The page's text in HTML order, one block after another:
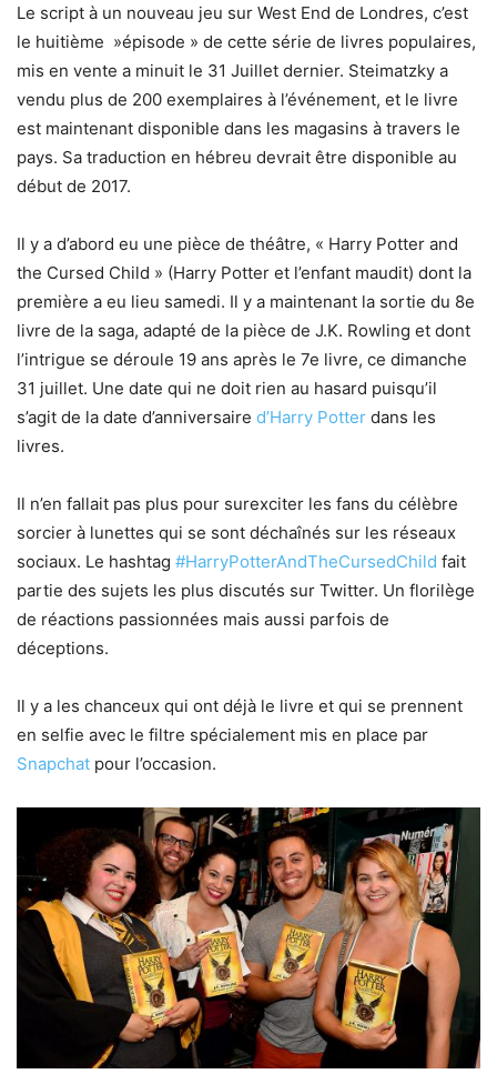
Le script à un nouveau jeu sur West End de Londres, c’est
le huitième »épisode » de cette série de livres populaires,
mis en vente a minuit le 31 Juillet dernier. Steimatzky a
vendu plus de 200 exemplaires à l’événement, et le livre
est maintenant disponible dans les magasins à travers le
pays. Sa traduction en hébreu devrait être disponible au
début de 2017.
Il y a d’abord eu une pièce de théâtre, « Harry Potter and
the Cursed Child » (Harry Potter et l’enfant maudit) dont la
première a eu lieu samedi. Il y a maintenant la sortie du 8e
livre de la saga, adapté de la pièce de J.K. Rowling et dont
l’intrigue se déroule 19 ans après le 7e livre, ce dimanche
31 juillet. Une date qui ne doit rien au hasard puisqu’il
s’agit de la date d’anniversaire d’Harry Potter dans les
livres.
Il n’en fallait pas plus pour surexciter les fans du célèbre
sorcier à lunettes qui se sont déchaînés sur les réseaux
sociaux. Le hashtag #HarryPotterAndTheCursedChild fait
partie des sujets les plus discutés sur Twitter. Un florilège
de réactions passionnées mais aussi parfois de
déceptions.
Il y a les chanceux qui ont déjà le livre et qui se prennent
en selfie avec le filtre spécialement mis en place par
Snapchat pour l’occasion.